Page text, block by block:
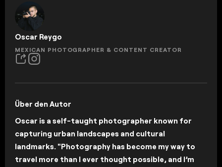
Oscar Reygo
MEXICAN PHOTOGRAPHER & CONTENT CREATOR
Über den Autor
Oscar is a self-taught photographer known for
capturing urban landscapes and cultural
landmarks. "Photography has become my way to
travel more than I ever thought possible, and I’m